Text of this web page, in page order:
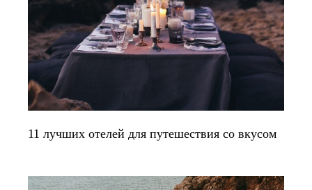
11 лучших отелей для путешествия со вкусом